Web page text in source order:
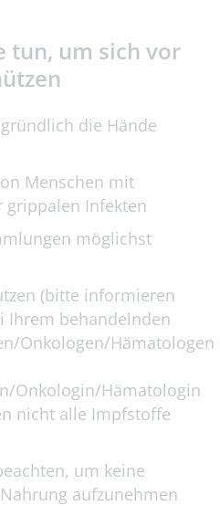
tun, um sich vor
die Hände
Menschen mit
grippalen Infekten
möglichst
(bitte informieren
Ihrem behandelnden
Onkologen/Hämatologen
Onkologin/Hämatologin
nicht alle Impfstoffe
um keine
aufzunehmen